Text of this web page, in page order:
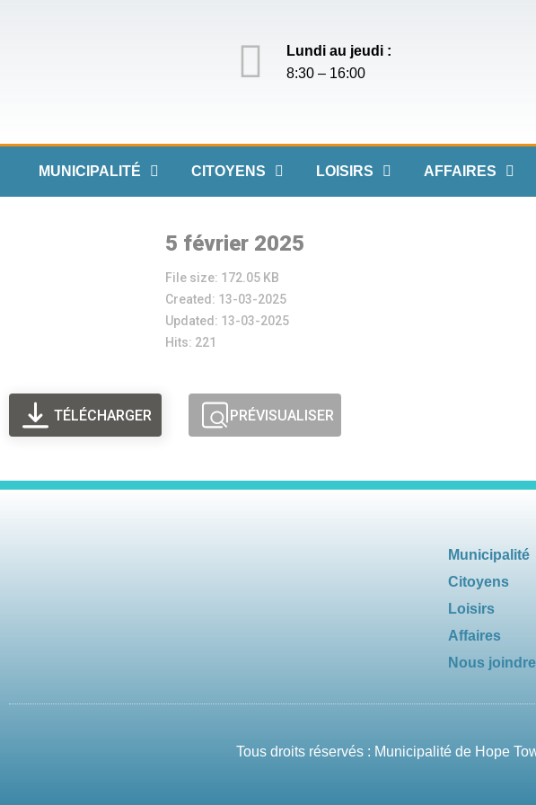
Lundi au jeudi :
8:30 – 16:00
MUNICIPALITÉ CITOYENS LOISIRS AFFAIRES
5 février 2025
File size: 172.05 KB
Created: 13-03-2025
Updated: 13-03-2025
Hits: 221
TÉLÉCHARGER PRÉVISUALISER
Municipalité
Citoyens
Loisirs
Affaires
Nous joindre
Tous droits réservés : Municipalité de Hope